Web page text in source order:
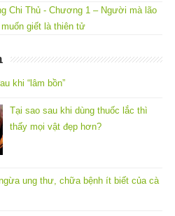
Chi Thủ - Chương 1 – Người mà lão
giết là thiên tử
khi “lâm bồn”
Tại sao sau khi dùng thuốc lắc thì
thấy mọi vật đẹp hơn?
ung thư, chữa bệnh ít biết của cà